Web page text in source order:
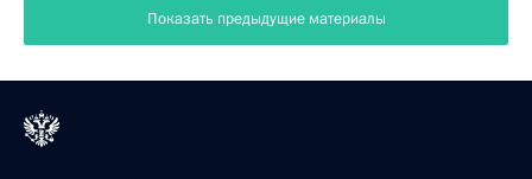
Показать предыдущие материалы